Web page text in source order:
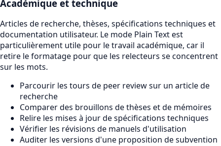
Académique et technique
Articles de recherche, thèses, spécifications techniques et
documentation utilisateur. Le mode Plain Text est
particulièrement utile pour le travail académique, car il
retire le formatage pour que les relecteurs se concentrent
sur les mots.
Parcourir les tours de peer review sur un article de
recherche
Comparer des brouillons de thèses et de mémoires
Relire les mises à jour de spécifications techniques
Vérifier les révisions de manuels d'utilisation
Auditer les versions d'une proposition de subvention